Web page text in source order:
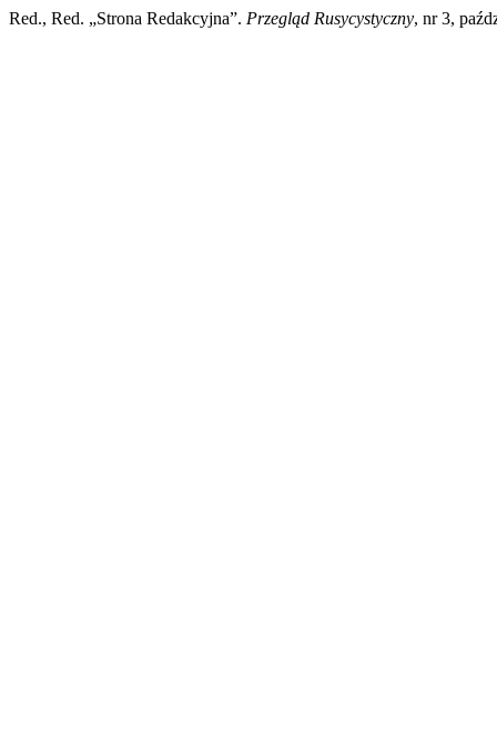
Red., Red. „Strona Redakcyjna”. Przegląd Rusycystyczny, nr 3,